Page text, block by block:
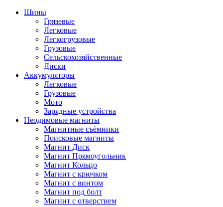
Шины
Грязевые
Легковые
Легкогрузовые
Грузовые
Сельскохозяйственные
Диски
Аккумуляторы
Легковые
Грузовые
Мото
Зарядные устройства
Неодимовые магниты
Магнитные съёмники
Поисковые магниты
Магнит Диск
Магнит Пря­мо­уголь­ник
Магнит Кольцо
Магнит с крючком
Магнит с винтом
Магнит под болт
Магнит с отверстием